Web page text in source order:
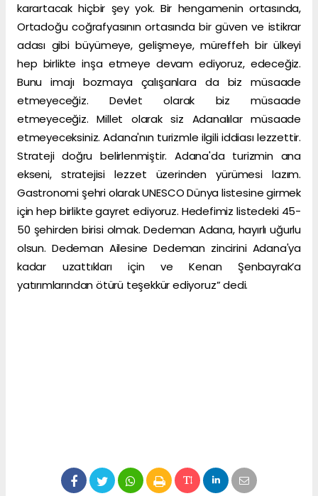
karartacak hiçbir şey yok. Bir hengamenin ortasında,
Ortadoğu coğrafyasının ortasında bir güven ve istikrar
adası gibi büyümeye, gelişmeye, müreffeh bir ülkeyi
hep birlikte inşa etmeye devam ediyoruz, edeceğiz.
Bunu imajı bozmaya çalışanlara da biz müsaade
etmeyeceğiz. Devlet olarak biz müsaade
etmeyeceğiz. Millet olarak siz Adanalılar müsaade
etmeyeceksiniz. Adana'nın turizmle ilgili iddiası lezzettir.
Strateji doğru belirlenmiştir. Adana'da turizmin ana
ekseni, stratejisi lezzet üzerinden yürümesi lazım.
Gastronomi şehri olarak UNESCO Dünya listesine girmek
için hep birlikte gayret ediyoruz. Hedefimiz listedeki 45-
50 şehirden birisi olmak. Dedeman Adana, hayırlı uğurlu
olsun. Dedeman Ailesine Dedeman zincirini Adana'ya
kadar uzattıkları için ve Kenan Şenbayrak’a
yatırımlarından ötürü teşekkür ediyoruz” dedi.